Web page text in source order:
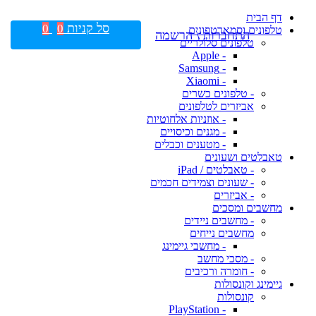
דף הבית
טלפונים וסמארטפונים
טלפונים סלולריים
- Apple
- Samsung
- Xiaomi
- טלפונים כשרים
אביזרים לטלפונים
- אוזניות אלחוטיות
- מגנים וכיסויים
- מטענים וכבלים
טאבלטים ושעונים
- טאבלטים / iPad
- שעונים וצמידים חכמים
- אביזרים
מחשבים ומסכים
- מחשבים ניידים
מחשבים נייחים
- מחשבי גיימינג
- מסכי מחשב
- חומרה ורכיבים
גיימינג וקונסולות
קונסולות
- PlayStation
התחברות \ הרשמה סל קניות 0
0